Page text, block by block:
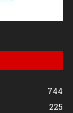
744
225